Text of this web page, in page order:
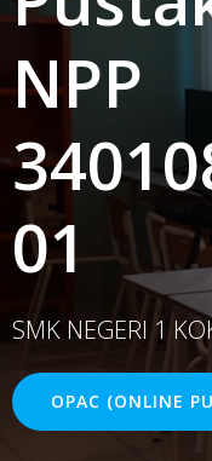
NPP
01
SMK NEGERI 1
OPAC (ONLINE